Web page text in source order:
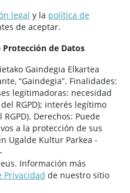
legal y la política de
de aceptar.
de Datos
Gaindegia Elkartea
“Gaindegia”. Finalidades:
legitimadoras: necesidad
RGPD); interés legítimo
Derechos: Puede
a la protección de sus
Ugalde Kultur Parkea -
Información más
Privacidad de nuestro sitio